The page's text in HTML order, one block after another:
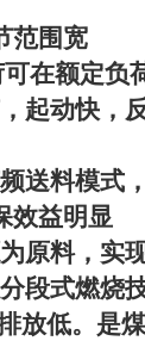
范围宽
在额定负
起动快，
送料模式
效益明显
原料，实
段式燃烧
放低。是